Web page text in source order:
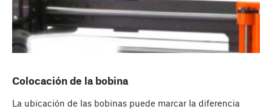
Colocación de la bobina
La ubicación de las bobinas puede marcar la diferencia